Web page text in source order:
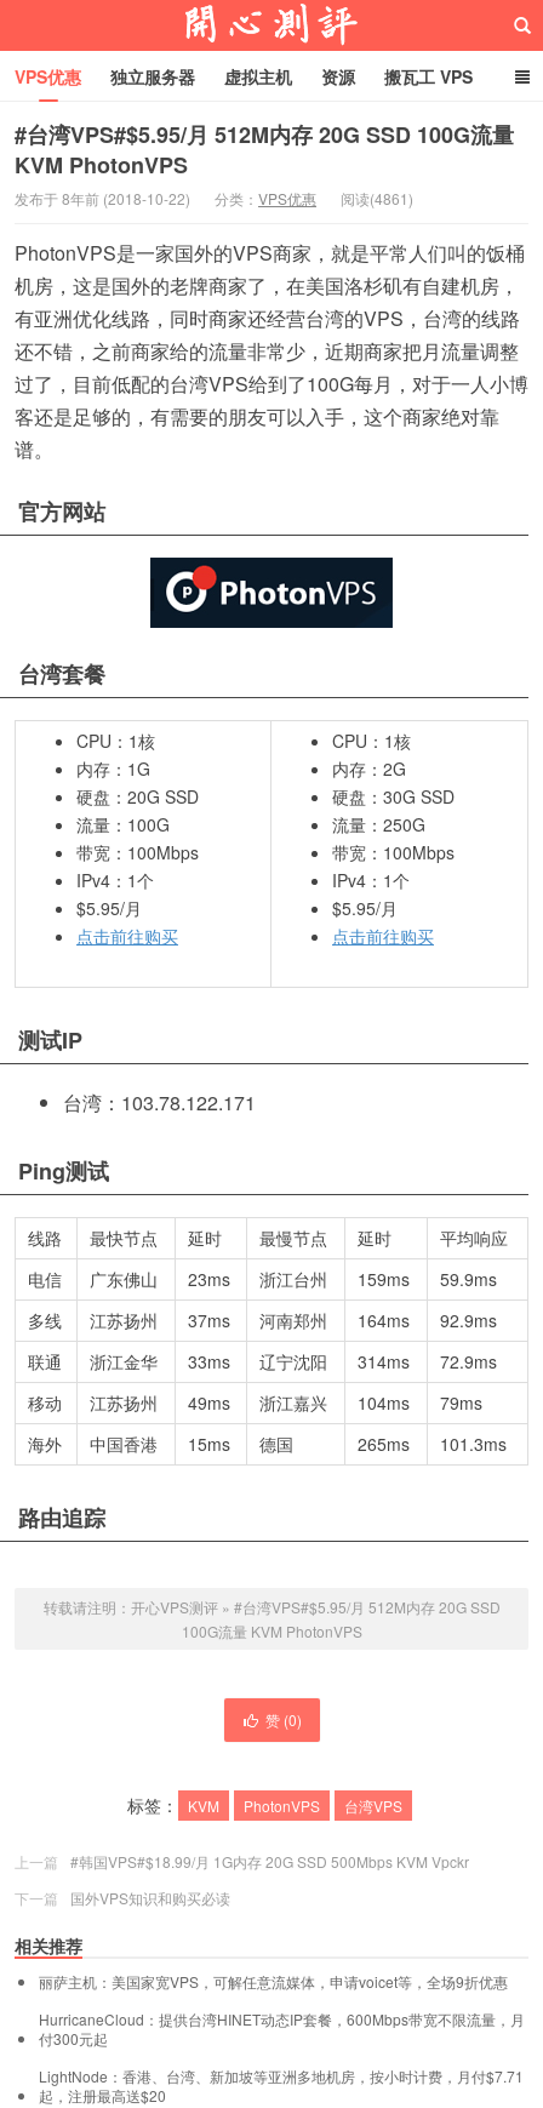
开心VPS测评
VPS优惠 独立服务器 虚拟主机 资源 搬瓦工 VPS
折腾VPS 真实测评 Hostloc趣闻 域名
RackNerd促销套餐
#台湾VPS#$5.95/月 512M内存 20G SSD 100G流量
KVM PhotonVPS
发布于 8年前 (2018-10-22) 分类： VPS优惠 阅读(4861)
PhotonVPS是一家国外的VPS商家，就是平常人们叫的饭桶
机房，这是国外的老牌商家了，在美国洛杉矶有自建机房，
有亚洲优化线路，同时商家还经营台湾的VPS，台湾的线路
还不错，之前商家给的流量非常少，近期商家把月流量调整
过了，目前低配的台湾VPS给到了100G每月，对于一人小博
客还是足够的，有需要的朋友可以入手，这个商家绝对靠
谱。
官方网站
台湾套餐
CPU：1核
内存：1G
硬盘：20G SSD
流量：100G
带宽：100Mbps
IPv4：1个
$5.95/月
点击前往购买
CPU：1核
内存：2G
硬盘：30G SSD
流量：250G
带宽：100Mbps
IPv4：1个
$5.95/月
点击前往购买
测试IP
台湾：103.78.122.171
Ping测试
线路 最快节点 延时 最慢节点 延时
平均响应
电信
广东佛山 23ms 浙江台州 159ms
59.9ms
多线
江苏扬州 37ms 河南郑州 164ms
92.9ms
联通
浙江金华 33ms 辽宁沈阳 314ms
72.9ms
移动
江苏扬州 49ms 浙江嘉兴 104ms
79ms
海外
中国香港 15ms 德国 265ms 101.3ms
路由追踪
转载请注明： 开心VPS测评» #台湾VPS#$5.95/月 512M内存 20G SSD
100G流量 KVM PhotonVPS
赞 (0)
标签： KVM PhotonVPS 台湾VPS
上一篇
#韩国VPS#$18.99/月 1G内存 20G SSD 500Mbps KVM Vpckr
下一篇
国外VPS知识和购买必读
相关推荐
丽萨主机：美国家宽VPS，可解任意流媒体，申请voicet等，全场9折优惠
HurricaneCloud：提供台湾HINET动态IP套餐，600Mbps带宽不限流量，月
付300元起
LightNode：香港、台湾、新加坡等亚洲多地机房，按小时计费，月付$7.71
起，注册最高送$20